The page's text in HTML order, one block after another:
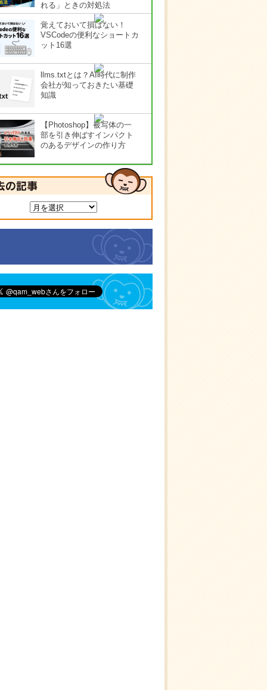
れる」ときの対処法
覚えておいて損はない！
VSCodeの便利なショートカ
ット16選
llms.txtとは？AI時代に制作
会社が知っておきたい基礎
知識
【Photoshop】被写体の一
部を引き伸ばすインパクト
のあるデザインの作り方